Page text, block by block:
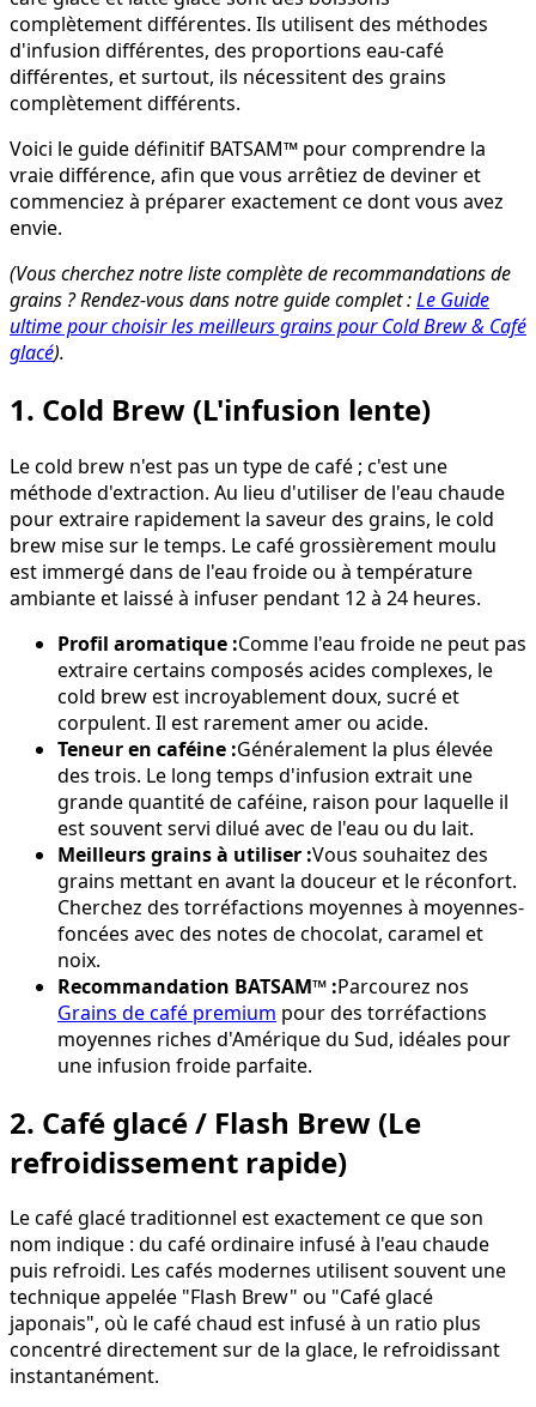
complètement différentes. Ils utilisent des méthodes
d'infusion différentes, des proportions eau-café
différentes, et surtout, ils nécessitent des grains
complètement différents.
Voici le guide définitif BATSAM™ pour comprendre la
vraie différence, afin que vous arrêtiez de deviner et
commenciez à préparer exactement ce dont vous avez
envie.
(Vous cherchez notre liste complète de recommandations de
grains ? Rendez-vous dans notre guide complet :Le Guide
ultime pour choisir les meilleurs grains pour Cold Brew & Café
glacé).
1. Cold Brew (L'infusion lente)
Le cold brew n'est pas un type de café ; c'est une
méthode d'extraction. Au lieu d'utiliser de l'eau chaude
pour extraire rapidement la saveur des grains, le cold
brew mise sur le temps. Le café grossièrement moulu
est immergé dans de l'eau froide ou à température
ambiante et laissé à infuser pendant 12 à 24 heures.
Profil aromatique :Comme l'eau froide ne peut pas
extraire certains composés acides complexes, le
cold brew est incroyablement doux, sucré et
corpulent. Il est rarement amer ou acide.
Teneur en caféine :Généralement la plus élevée
des trois. Le long temps d'infusion extrait une
grande quantité de caféine, raison pour laquelle il
est souvent servi dilué avec de l'eau ou du lait.
Meilleurs grains à utiliser :Vous souhaitez des
grains mettant en avant la douceur et le réconfort.
Cherchez des torréfactions moyennes à moyennes-
foncées avec des notes de chocolat, caramel et
noix.
Recommandation BATSAM™ :Parcourez nos
Grains de café premium pour des torréfactions
moyennes riches d'Amérique du Sud, idéales pour
une infusion froide parfaite.
2. Café glacé / Flash Brew (Le
refroidissement rapide)
Le café glacé traditionnel est exactement ce que son
nom indique : du café ordinaire infusé à l'eau chaude
puis refroidi. Les cafés modernes utilisent souvent une
technique appelée "Flash Brew" ou "Café glacé
japonais", où le café chaud est infusé à un ratio plus
concentré directement sur de la glace, le refroidissant
instantanément.